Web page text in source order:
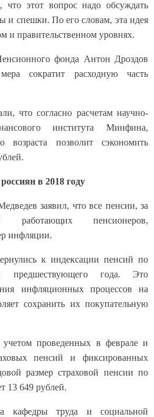
этот вопрос надо обсуждать
и спешки. По его словам, эта идея
и правительственном уровнях.
фонда Антон Дроздов
сократит расходную часть
что согласно расчетам научно-
института Минфина,
возраста позволит сэкономить
в 2018 году
заявил, что все пенсии, за
работающих пенсионеров,
инфляции.
к индексации пенсий по
предшествующего года. Это
инфляционных процессов на
сохранить их покупательную
учетом проведенных в феврале и
пенсий и фиксированных
размер страховой пенсии по
13 649 рублей.
кафедры труда и социальной